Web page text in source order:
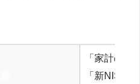
「家計の見
「新NISA